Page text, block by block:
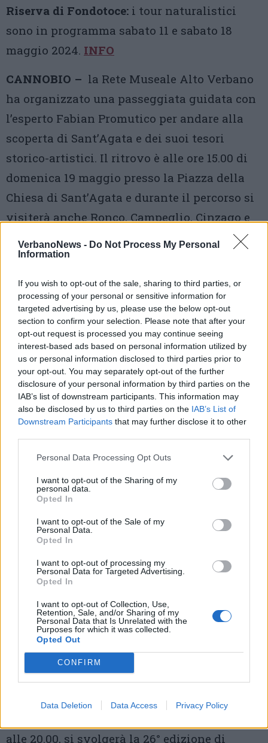
VerbanoNews - Do Not Process My Personal
Information
If you wish to opt-out of the sale, sharing to third parties, or
processing of your personal or sensitive information for
targeted advertising by us, please use the below opt-out
section to confirm your selection. Please note that after your
opt-out request is processed you may continue seeing
interest-based ads based on personal information utilized by
us or personal information disclosed to third parties prior to
your opt-out. You may separately opt-out of the further
disclosure of your personal information by third parties on the
IAB’s list of downstream participants. This information may
also be disclosed by us to third parties on the IAB’s List of
Downstream Participants that may further disclose it to other
Personal Data Processing Opt Outs
I want to opt-out of the Sharing of my
personal data.
Opted In
I want to opt-out of the Sale of my
Personal Data.
Opted In
I want to opt-out of processing my
Personal Data for Targeted Advertising.
Opted In
I want to opt-out of Collection, Use,
Retention, Sale, and/or Sharing of my
Personal Data that Is Unrelated with the
Purposes for which it was collected.
Opted Out
CONFIRM
Data Deletion Data Access Privacy Policy
Riserva di Fondotoce: i tour naturalistici
sono in programma sabato 11 e sabato 18
maggio 2024. INFO
CANNOBIO – la Rete Museale Alto Verbano
ha organizzato una passeggiata guidata con
l’esperto Fabian Promutico per andare alla
scoperta di Sant’Agata e dei suoi tesori
storico-artistici. Il ritrovo è alle ore 15.00 di
domenica 19 maggio presso la Piazza della
Chiesa di Sant’Agata e durante il percorso si
visiterà anche Ronco, Campeglio, Cinzago e
Socragno.
quarta edizionedelFestival
dell’illustrazione Di-Se di Domodossola,
sabato 27 aprile a domenica 26 maggio.
L’appuntamento si confermatra i più attesi e
originali del panorama nazionale: nato nel
2021 nell’ambito del progetto Interreg Italia-
Svizzera “Di-Se – DiSegnare il territorio”,
quello di Domodossola è un festival giovane
che continua a tessere una valida e vivace
rete di artisti e creativi intorno al
tema del
disegno e dell’illustrazione. INFO
LOCARNO– Sabato 18 maggio il suggestivo
palcoscenico di un evento straordinario:
sfilata dei giganti catalani di Xauxa,
un’iconica tradizione in stile medievale
proveniente dalla Catalogna. Sarà anche
l’occasione per festeggiare la Giornata
internazionale dei musei. (Foto archivio –
alle 20.00, si svolgerà la 26° edizione di